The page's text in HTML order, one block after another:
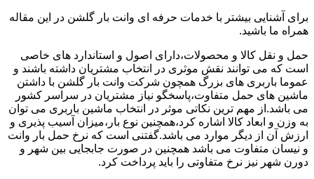
برای آشنایی بیشتر با خدمات حرفه ای وانت بار گلشن در این مقاله
همراه ما باشید.
حمل و نقل کالا و محصولات،دارای اصول و استاندارد های خاصی
است که می توانند نقش موثری در انتخاب مشتریان داشته باشند و
عموما باربری های بزرگ همچون شرکت وانت بار گلشن با داشتن
ماشین های حمل متفاوت،پاسخگو نیاز مشتریان در سراسر کشور
می باشد.از مهم ترین نکاتی موثر در انتخاب ماشین باربری می توان
به وزن و ابعاد کالا اشاره کرد،همچنین نوع بار،میزان آسیب پذیری و
ارزش آن از دیگر موارد می باشد.گفتنی است که نرخ حمل بار وانت
و نیسان متفاوت می باشد همچنین در صورت جابجایی بین شهر و
دورن شهر نیز نرخ متفاوتی را باید پرداخت کرد.